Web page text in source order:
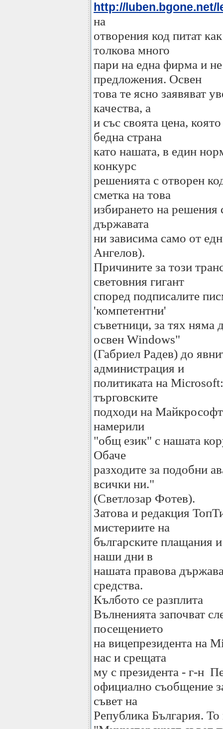
http://luben.bgone.net/
на
отворения код питат
толкова много
пари на една фирма и
предложения. Освен
това те ясно заявяват
качества, а
и със своята цена,
бедна страна
като нашата, в един
конкурс
решенията с отворен
сметка на това
избирането на решения
държавата
ни зависима само от
Ангелов).
Причините за този
световния гигант
според подписалите
'компетентни'
съветници, за тях няма
освен Windows"
(Габриел Радев) до
администрация и
политиката на
търговските
подходи на
намерили
"общ език" с нашата
Обаче
разходите за подобни
всички ни."
(Светлозар Фотев).
Затова и редакция
мистериите на
българските плащания
наши дни в
нашата правова
средства.
Кълбото се разплита
Вълненията започват
посещението
на вицепрезидента на
нас и срещата
му с президента - г-н
официално съобщение
съвет на
Република България. То